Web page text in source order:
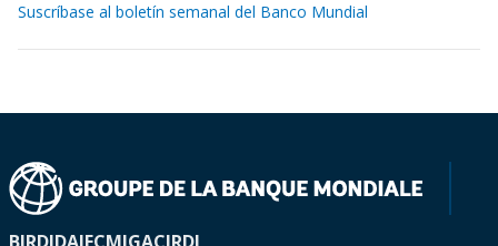
Suscríbase al boletín semanal del Banco Mundial